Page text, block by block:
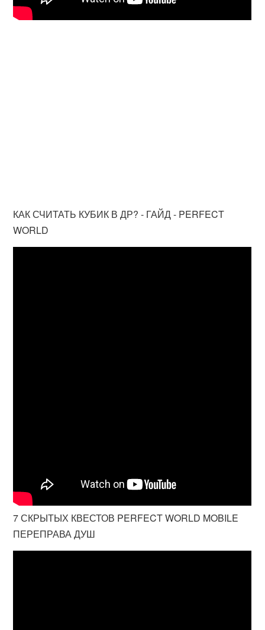
КАК СЧИТАТЬ КУБИК В ДР? - ГАЙД - PERFECT
WORLD
7 СКРЫТЫХ КВЕСТОВ PERFECT WORLD MOBILE
ПЕРЕПРАВА ДУШ